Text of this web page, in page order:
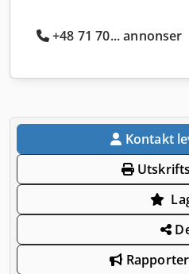
+48 71 70... annonser
Kontakt